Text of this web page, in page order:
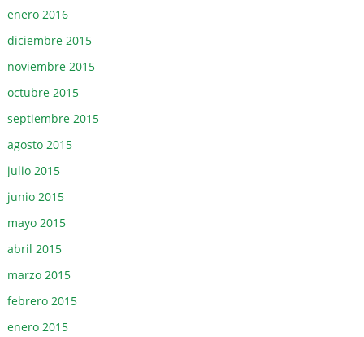
enero 2016
diciembre 2015
noviembre 2015
octubre 2015
septiembre 2015
agosto 2015
julio 2015
junio 2015
mayo 2015
abril 2015
marzo 2015
febrero 2015
enero 2015